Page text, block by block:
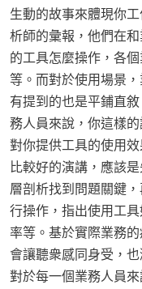
生動的故事來體現你
析師的彙報，他們在
的工具怎麼操作，各
等。而對於使用場景
有提到的也是平鋪直
務人員來說，你這樣
對你提供工具的使用效
比較好的演講，應該
層剖析找到問題關鍵
行操作，指出使用工
率等。基於實際業務
會讓聽衆感同身受，
對於每一個業務人員